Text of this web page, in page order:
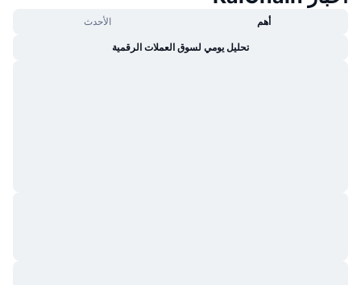
أهم الأحدث
تحليل يومي لسوق العملات الرقمية